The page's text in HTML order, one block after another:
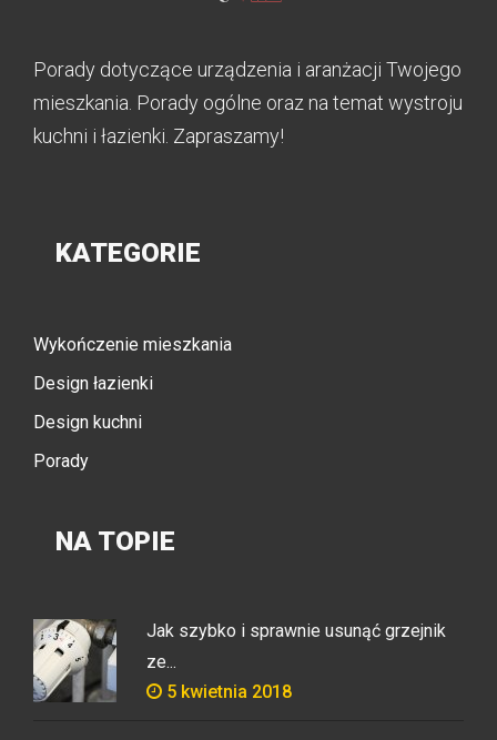
Porady dotyczące urządzenia i aranżacji Twojego
mieszkania. Porady ogólne oraz na temat wystroju
kuchni i łazienki. Zapraszamy!
KATEGORIE
Wykończenie mieszkania
Design łazienki
Design kuchni
Porady
NA TOPIE
Jak szybko i sprawnie usunąć grzejnik
ze...
5 kwietnia 2018